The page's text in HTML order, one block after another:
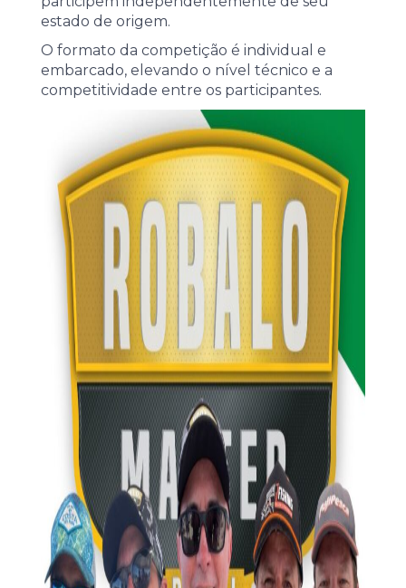
estado de origem.
O formato da competição é individual e
embarcado, elevando o nível técnico e a
competitividade entre os participantes.